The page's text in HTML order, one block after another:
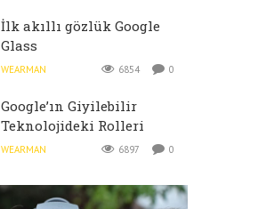
İlk akıllı gözlük Google
Glass
WEARMAN 6854 0
Google’ın Giyilebilir
Teknolojideki Rolleri
WEARMAN 6897 0